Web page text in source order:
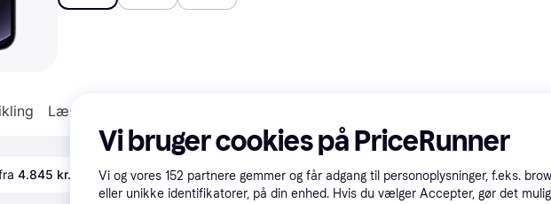
Læs om produktet
4.845 kr. Apple autoriseret
Vi bruger cookies på PriceRunner
Vi og vores 152 partnere gemmer og får adgang til personoplysninger, f.eks.
eller unikke identifikatorer, på din enhed. Hvis du vælger Accepter, gør det